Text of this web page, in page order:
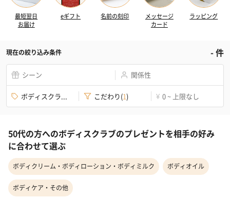
最短翌日
お届け
eギフト 名前の刻印
メッセージ
カード
ラッピング
現在の絞り込み条件 -件
シーン 関係性
ボディスクラ... こだわり(1) ¥ 0 ~ 上限なし
50代の方へのボディスクラブのプレゼントを相手の好み
に合わせて選ぶ
ボディクリーム・ボディローション・ボディミルク ボディオイル
ボディケア・その他